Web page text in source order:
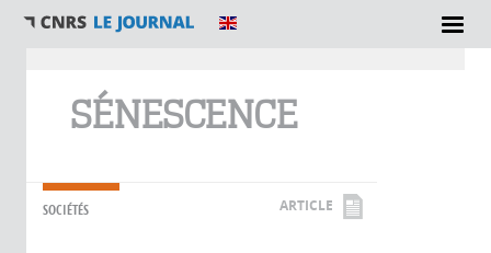
SÉNESCENCE
SOCIÉTÉS ARTICLE